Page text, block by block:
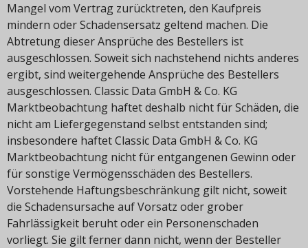
Mangel vom Vertrag zurücktreten, den Kaufpreis
mindern oder Schadensersatz geltend machen. Die
Abtretung dieser Ansprüche des Bestellers ist
ausgeschlossen. Soweit sich nachstehend nichts anderes
ergibt, sind weitergehende Ansprüche des Bestellers
ausgeschlossen. Classic Data GmbH & Co. KG
Marktbeobachtung haftet deshalb nicht für Schäden, die
nicht am Liefergegenstand selbst entstanden sind;
insbesondere haftet Classic Data GmbH & Co. KG
Marktbeobachtung nicht für entgangenen Gewinn oder
für sonstige Vermögensschäden des Bestellers.
Vorstehende Haftungsbeschränkung gilt nicht, soweit
die Schadensursache auf Vorsatz oder grober
Fahrlässigkeit beruht oder ein Personenschaden
vorliegt. Sie gilt ferner dann nicht, wenn der Besteller